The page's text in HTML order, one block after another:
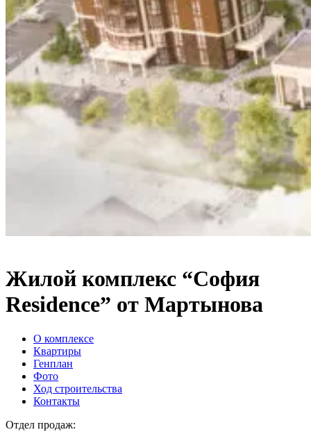
Жилой комплекс “София
Residence” от Мартынова
О комплексе
Квартиры
Генплан
Фото
Ход строительства
Контакты
Отдел продаж: